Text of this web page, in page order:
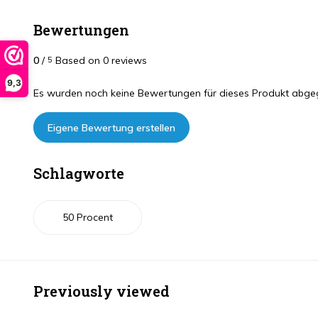
9,3
Bewertungen
0 / 5 Based on 0 reviews
Es wurden noch keine Bewertungen für dieses Produkt
Eigene Bewertung erstellen
Schlagworte
50 Procent
Previously viewed